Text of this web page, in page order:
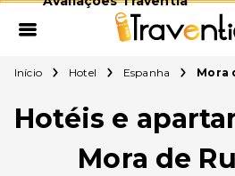
Início Hotel Espanha Mora
Hotéis e
Mora de